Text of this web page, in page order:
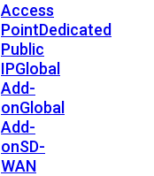
Access
PointDedicated
Public
IPGlobal
Add-
onGlobal
Add-
onSD-
WAN